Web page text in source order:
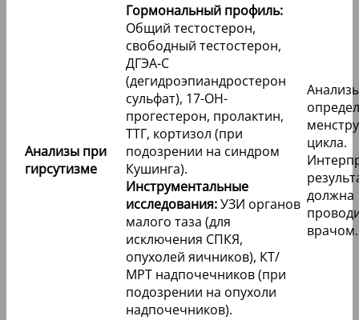
Анализы при
гирсутизме
Гормональный профиль:
Общий тестостерон,
свободный тестостерон,
ДГЭА-С
(дегидроэпиандростерон
сульфат), 17-ОН-
прогестерон, пролактин,
ТТГ, кортизол (при
подозрении на синдром
Кушинга).
Инструментальные
исследования:УЗИ органов
малого таза (для
исключения СПКЯ,
опухолей яичников), КТ/
МРТ надпочечников (при
подозрении на опухоли
надпочечников).
цикла.
должна
врачом.